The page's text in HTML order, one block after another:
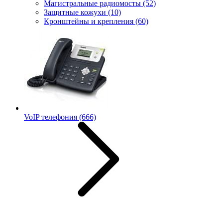
Магистральные радиомосты (52)
Защитные кожухи (10)
Кронштейны и крепления (60)
VoIP телефония (666)